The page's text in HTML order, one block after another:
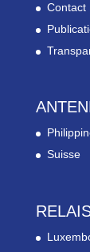
Contact
Suisse